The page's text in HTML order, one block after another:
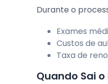
Durante o
Exames
Custos de
Taxa de
Quando Sai